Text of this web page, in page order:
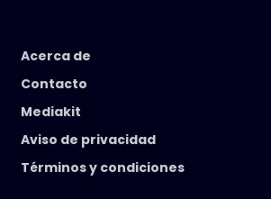
Acerca de
Contacto
Mediakit
Aviso de privacidad
Términos y condiciones